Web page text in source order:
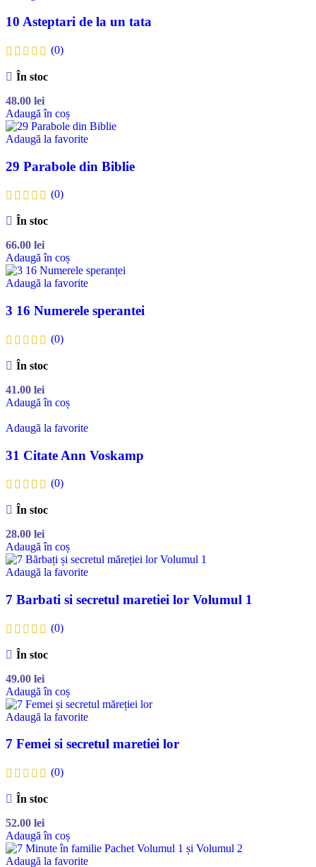
10 Asteptari de la un tata
(0)
În stoc
48.00 lei
Adaugă în coș
Adaugă la favorite
29 Parabole din Biblie
(0)
În stoc
66.00 lei
Adaugă în coș
Adaugă la favorite
3 16 Numerele sperantei
(0)
În stoc
41.00 lei
Adaugă în coș
Adaugă la favorite
31 Citate Ann Voskamp
(0)
În stoc
28.00 lei
Adaugă în coș
Adaugă la favorite
7 Barbati si secretul maretiei lor Volumul 1
(0)
În stoc
49.00 lei
Adaugă în coș
Adaugă la favorite
7 Femei si secretul maretiei lor
(0)
În stoc
52.00 lei
Adaugă în coș
Adaugă la favorite